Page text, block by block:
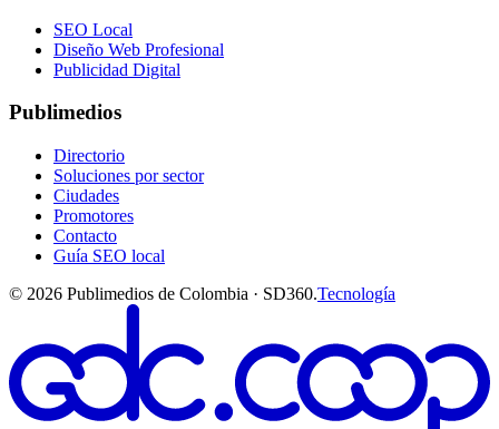
SEO Local
Diseño Web Profesional
Publicidad Digital
Publimedios
Directorio
Soluciones por sector
Ciudades
Promotores
Contacto
Guía SEO local
© 2026 Publimedios de Colombia · SD360.Tecnología